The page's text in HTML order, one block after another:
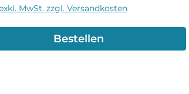
MwSt. zzgl. Versandkosten
Bestellen